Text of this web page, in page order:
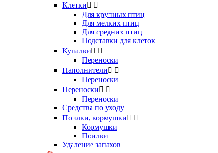
Клетки 
Для крупных птиц
Для мелких птиц
Для средних птиц
Подставки для клеток
Купалки 
Переноски
Наполнители 
Переноски
Переноски 
Переноски
Средства по уходу
Поилки, кормушки 
Кормушки
Поилки
Удаление запахов